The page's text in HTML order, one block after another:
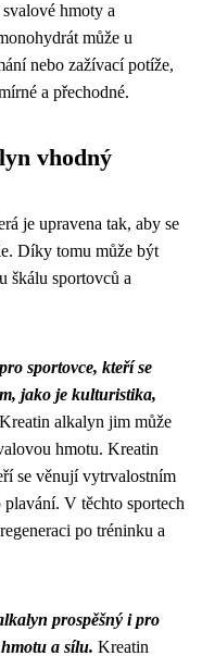
hmoty a
může u
nebo zažívací potíže,
a přechodné.
vhodný
je upravena tak, aby se
Díky tomu může být
škálu sportovců a
sportovce, kteří se
jako je kulturistika,
Kreatin alkalyn jim může
hmotu. Kreatin
se věnují vytrvalostním
V těchto sportech
po tréninku a
prospěšný i pro
a sílu. Kreatin